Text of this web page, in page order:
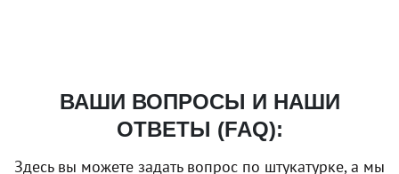
ВАШИ ВОПРОСЫ И НАШИ
ОТВЕТЫ (FAQ):
Здесь вы можете задать вопрос по штукатурке, а мы